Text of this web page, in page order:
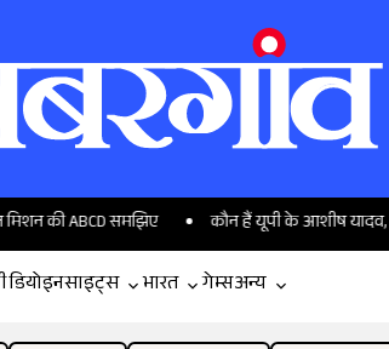
समझिए कौन हैं यूपी के आशीष यादव, जिन्होंने
इनसाइट्स भारत गेम्सअन्य